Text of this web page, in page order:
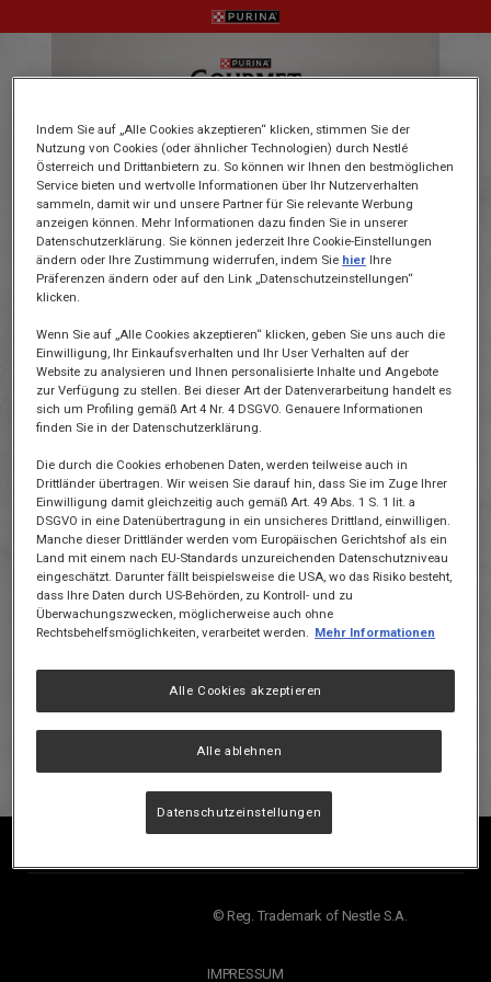
to
content
Gourmet
Gourmet Vielen Dank für dein Interesse!
Die Aktion ist leider bereits beendet.
Dann melde dich jetzt zu unseremPURINA Newsletter
an und sichere dir Vorteile für deinen Liebling. Wir
© Reg. Trademark of Nestle S.A.
IMPRESSUM
Indem Sie auf „Alle Cookies akzeptieren“ klicken, stimmen Sie der
Nutzung von Cookies (oder ähnlicher Technologien) durch Nestlé
Österreich und Drittanbietern zu. So können wir Ihnen den bestmöglichen
Service bieten und wertvolle Informationen über Ihr Nutzerverhalten
sammeln, damit wir und unsere Partner für Sie relevante Werbung
anzeigen können. Mehr Informationen dazu finden Sie in unserer
Datenschutzerklärung. Sie können jederzeit Ihre Cookie-Einstellungen
ändern oder Ihre Zustimmung widerrufen, indem Sie hier Ihre
Präferenzen ändern oder auf den Link „Datenschutzeinstellungen“
klicken.
Wenn Sie auf „Alle Cookies akzeptieren“ klicken, geben Sie uns auch die
Einwilligung, Ihr Einkaufsverhalten und Ihr User Verhalten auf der
Website zu analysieren und Ihnen personalisierte Inhalte und Angebote
zur Verfügung zu stellen. Bei dieser Art der Datenverarbeitung handelt es
sich um Profiling gemäß Art 4 Nr. 4 DSGVO. Genauere Informationen
finden Sie in der Datenschutzerklärung.
Die durch die Cookies erhobenen Daten, werden teilweise auch in
Drittländer übertragen. Wir weisen Sie darauf hin, dass Sie im Zuge Ihrer
Einwilligung damit gleichzeitig auch gemäß Art. 49 Abs. 1 S. 1 lit. a
DSGVO in eine Datenübertragung in ein unsicheres Drittland, einwilligen.
Manche dieser Drittländer werden vom Europäischen Gerichtshof als ein
Land mit einem nach EU-Standards unzureichenden Datenschutzniveau
eingeschätzt. Darunter fällt beispielsweise die USA, wo das Risiko besteht,
dass Ihre Daten durch US-Behörden, zu Kontroll- und zu
Überwachungszwecken, möglicherweise auch ohne
Rechtsbehelfsmöglichkeiten, verarbeitet werden.
Mehr Informationen
Alle ablehnen
Alle Cookies akzeptieren
Datenschutzeinstellungen